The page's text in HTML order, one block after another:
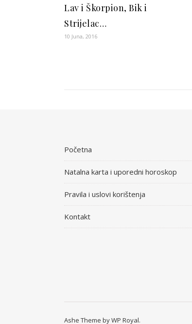
Lav i Škorpion, Bik i
Strijelac…
10 Juna, 2016
Početna
Natalna karta i uporedni horoskop
Pravila i uslovi korištenja
Kontakt
Ashe Theme byWP Royal.